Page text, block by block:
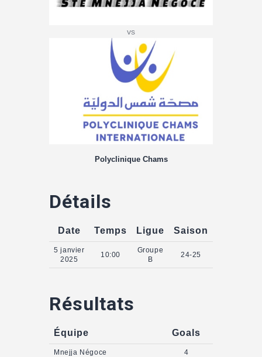
vs
Polyclinique Chams
Détails
Date Temps Ligue Saison
5 janvier
2025
10:00
Groupe
B
24-25
Résultats
Équipe Goals
Mnejja Négoce 4